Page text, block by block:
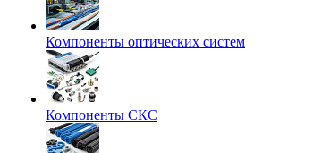
Компоненты оптических систем
Компоненты СКС